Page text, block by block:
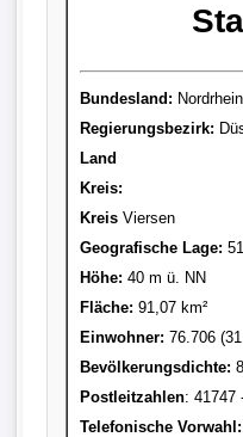
Bundesland:
Regierungsbezirk:
Land
Kreis:
KreisViersen
Geografische Lage:
Höhe: 40 m ü. NN
Fläche: 91,07 km²
Einwohner: 76.706
Bevölkerungsdichte:
Postleitzahlen: 41747
Telefonische Vorwahl: